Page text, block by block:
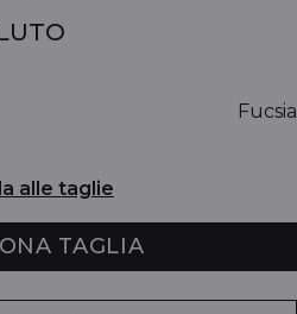
Fucsia
alle taglie
TAGLIA